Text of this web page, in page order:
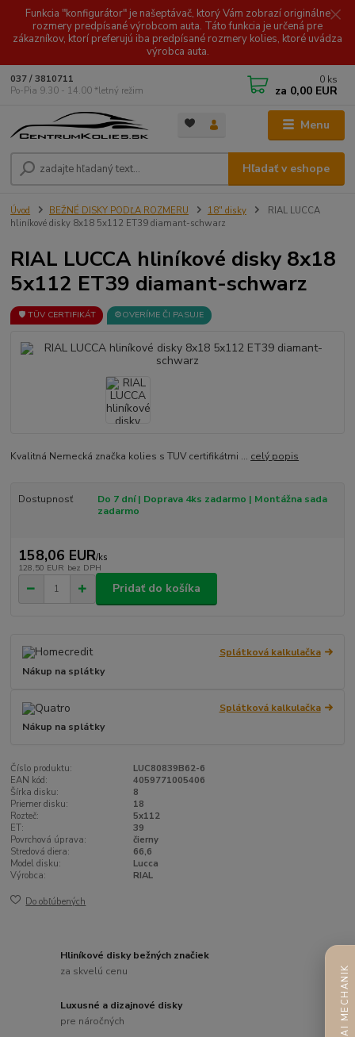
Funkcia "konfigurátor" je našeptávač, ktorý Vám zobrazí originálne
rozmery predpísané výrobcom auta. Táto funkcia je určená pre
zákazníkov, ktorí preferujú iba predpísané rozmery kolies, ktoré uvádza
výrobca auta.
Menu
Hľadať v eshope
037 / 3810711
Po-Pia 9.30 - 14.00 *letný režim
0 ks
za 0,00 EUR
Úvod BEŽNÉ DISKY PODĽA ROZMERU 18" disky
RIAL LUCCA
hliníkové disky 8x18 5x112 ET39 diamant-schwarz
RIAL LUCCA hliníkové disky 8x18
5x112 ET39 diamant-schwarz
🛡️ TÜV CERTIFIKÁT ⚙️OVERÍME ČI PASUJE
Kvalitná Nemecká značka kolies s TUV certifikátmi ... celý popis
Dostupnosť
Do 7 dní | Doprava 4ks zadarmo | Montážna sada
zadarmo
158,06 EUR/ks
128,50 EUR bez DPH
Pridať do košíka
Splátková kalkulačka
Nákup na splátky
Splátková kalkulačka
Nákup na splátky
Číslo produktu:
LUC80839B62-6
EAN kód:
4059771005406
Šírka disku:
8
Priemer disku:
18
Rozteč:
5x112
ET:
39
Povrchová úprava:
čierny
Stredová diera:
66,6
Model disku:
Lucca
Výrobca:
RIAL
Do obľúbených
Hliníkové disky bežných značiek
za skvelú cenu
Luxusné a dizajnové disky
pre náročných
AI MECHANIK